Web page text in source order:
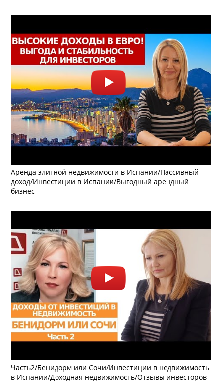
Аренда элитной недвижимости в Испании/Пассивный
доход/Инвестиции в Испании/Выгодный арендный
бизнес
Часть2/Бенидорм или Сочи/Инвестиции в недвижимость
в Испании/Доходная недвижимость/Отзывы инвесторов